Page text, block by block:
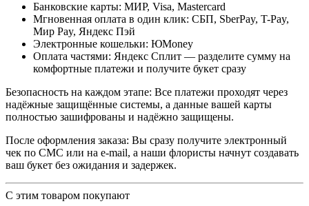
Банковские карты: МИР, Visa, Mastercard
Мгновенная оплата в один клик: СБП, SberPay, T-Pay,
Мир Pay, Яндекс Пэй
Электронные кошельки: ЮMoney
Оплата частями: Яндекс Сплит — разделите сумму на
комфортные платежи и получите букет сразу
Безопасность на каждом этапе: Все платежи проходят через
надёжные защищённые системы, а данные вашей карты
полностью зашифрованы и надёжно защищены.
После оформления заказа: Вы сразу получите электронный
чек по СМС или на e-mail, а наши флористы начнут создавать
ваш букет без ожидания и задержек.
С этим товаром покупают